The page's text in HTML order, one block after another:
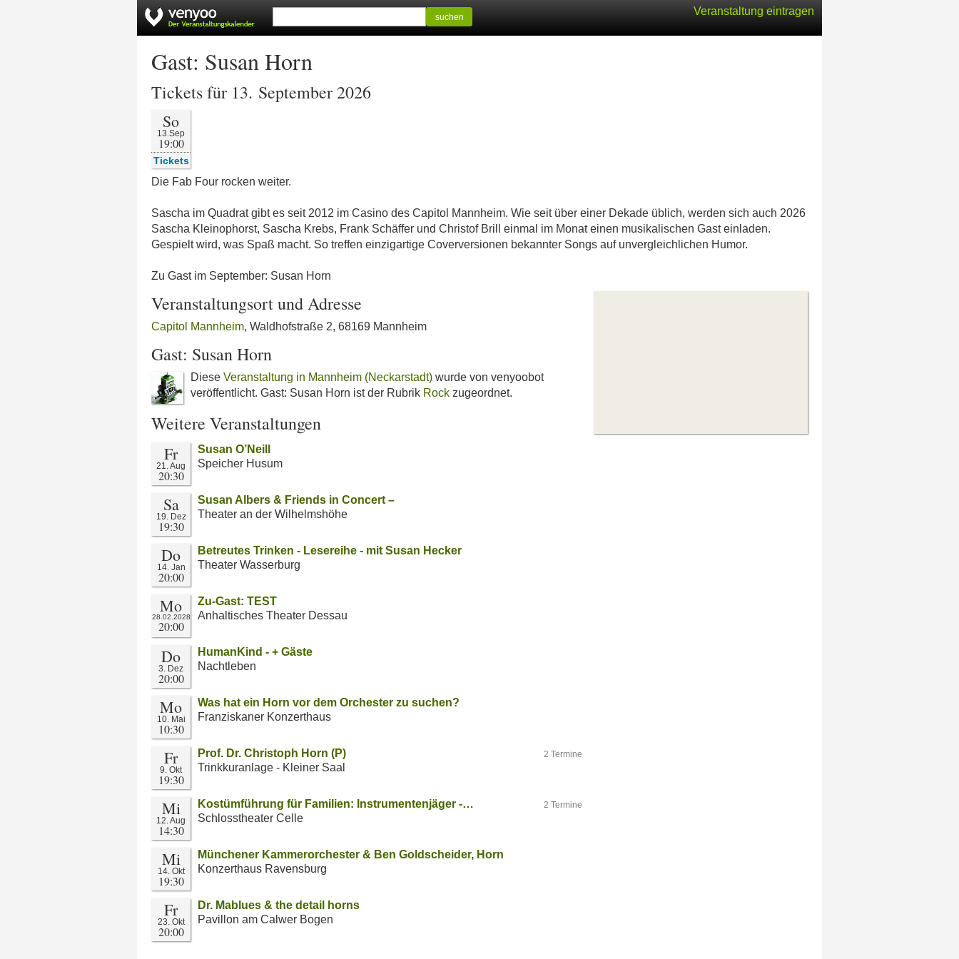
Veranstaltung eintragen
suchen
Gast: Susan Horn
Tickets für 13. September 2026
So
13.Sep
19:00
Tickets
Die Fab Four rocken weiter.
Sascha im Quadrat gibt es seit 2012 im Casino des Capitol Mannheim. Wie seit über einer Dekade üblich, werden sich auch 2026
Sascha Kleinophorst, Sascha Krebs, Frank Schäffer und Christof Brill einmal im Monat einen musikalischen Gast einladen.
Gespielt wird, was Spaß macht. So treffen einzigartige Coverversionen bekannter Songs auf unvergleichlichen Humor.
Zu Gast im September: Susan Horn
Veranstaltungsort und Adresse
Capitol Mannheim, Waldhofstraße 2, 68169 Mannheim
Gast: Susan Horn
Diese Veranstaltung in Mannheim (Neckarstadt) wurde von venyoobot
veröffentlicht. Gast: Susan Horn ist der Rubrik Rock zugeordnet.
Weitere Veranstaltungen
Fr
21. Aug
20:30
Susan O’Neill
Speicher Husum
Sa
19. Dez
19:30
Susan Albers & Friends in Concert –
Theater an der Wilhelmshöhe
Do
14. Jan
20:00
Betreutes Trinken - Lesereihe - mit Susan Hecker
Theater Wasserburg
Mo
28.02.2028
20:00
Zu-Gast: TEST
Anhaltisches Theater Dessau
Do
3. Dez
20:00
HumanKind - + Gäste
Nachtleben
Mo
10. Mai
10:30
Was hat ein Horn vor dem Orchester zu suchen?
Franziskaner Konzerthaus
Fr
9. Okt
19:30
2 Termine
Prof. Dr. Christoph Horn (P)
Trinkkuranlage - Kleiner Saal
Mi
12. Aug
14:30
2 Termine
Kostümführung für Familien: Instrumentenjäger -…
Schlosstheater Celle
Mi
14. Okt
19:30
Münchener Kammerorchester & Ben Goldscheider, Horn
Konzerthaus Ravensburg
Fr
23. Okt
20:00
Dr. Mablues & the detail horns
Pavillon am Calwer Bogen